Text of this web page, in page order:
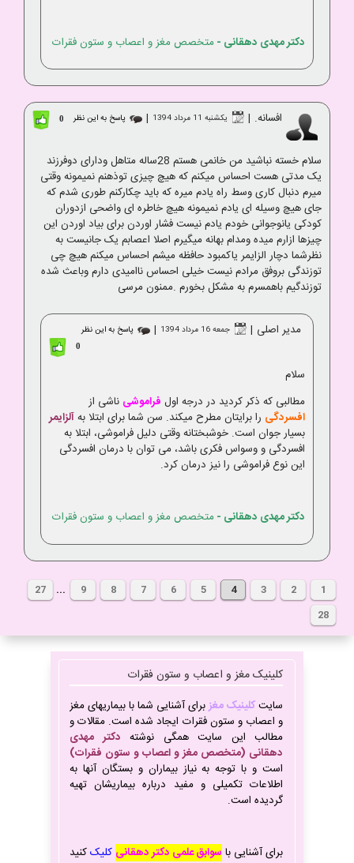
دکتر مهدی دهقانی -متخصص مغز و اعصاب و ستون فقرات
افسانه. | یکشنبه 11 مرداد 1394 | پاسخ به این نظر 0
سلام خسته نباشید من خانمی هستم 28ساله متاهل ودارای دوفرزند
یک مدتی هست احساس میکنم که هیچ چیزی توذهنم نمیمونه وقتی
میرم دنبال کاری وسط راه یادم میره که باید چکارکنم طوری شدم که
جای هیچ وسیله ای یادم نمیمونه هیچ خاطره ای واضحی ازدوران
کودکی یانوجوانی خودم یادم نیست فشار اوردن برای بیاد اوردن این
چیزها ازارم میده ومدام بهانه میگیرم اصلا اعصابم یک جانیست به
نظرشما دچار الزایمر یاکمبود حافظه میشم احساس میکنم هیچ چی
توزندگی بروفق مرادم نیست خیلی احساس ناامیدی دارم وباعث شده
توزندگیم باهمسرم به مشکل بخورم .ممنون مرسی
مدیر اصلی | جمعه 16 مرداد 1394 | پاسخ به این نظر
0
سلام
مطالبی که ذکر کردید در درجه اول فراموشی ناشی از
افسردگی را برایتان مطرح میکند. سن شما برای ابتلا بهآلزایمر
بسیار جوان است. خوشبختانه وقتی دلیل فراموشی، ابتلا به
افسردگی و وسواس فکری باشد، می توان با درمان افسردگی
این نوع فراموشی را نیز درمان کرد.
دکتر مهدی دهقانی -متخصص مغز و اعصاب و ستون فقرات
1
2
3
4
5
6
7
8
9
...
27
28
کلینیک مغز و اعصاب و ستون فقرات
سایتکلینیک مغزبرای آشنایی شما با بیماریهای مغز
و اعصاب و ستون فقرات ایجاد شده است. مقالات و
مطالب این سایت همگی نوشته دکتر مهدی
دهقانی (متخصص مغز و اعصاب و ستون فقرات)
است و با توجه به نیاز بیماران و بستگان آنها به
اطلاعات تکمیلی و مفید درباره بیماریشان تهیه
گردیده است.
برای آشنایی با سوابق علمی دکتر دهقانی کلیککنید